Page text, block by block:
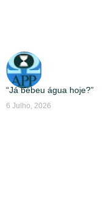
“Já bebeu água hoje?”
6 Julho, 2026